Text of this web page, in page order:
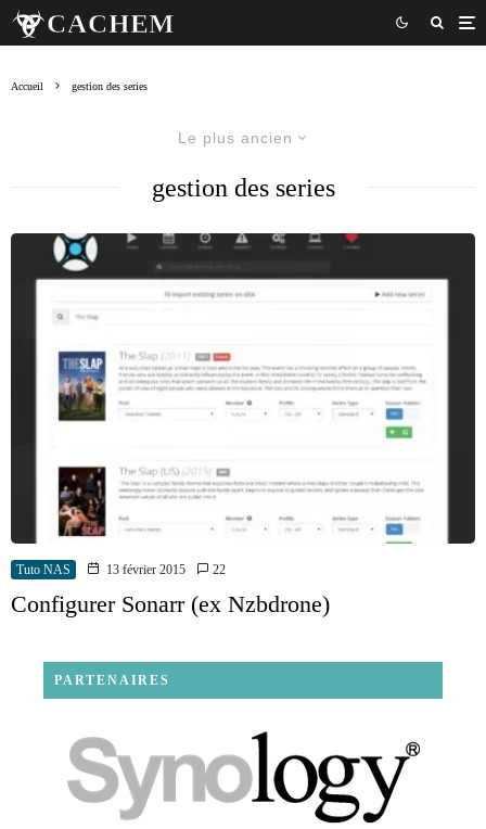
Accueil gestion des series
Le plus ancien
gestion des series
Tuto NAS 13 février 2015 22
Configurer Sonarr (ex Nzbdrone)
PARTENAIRES